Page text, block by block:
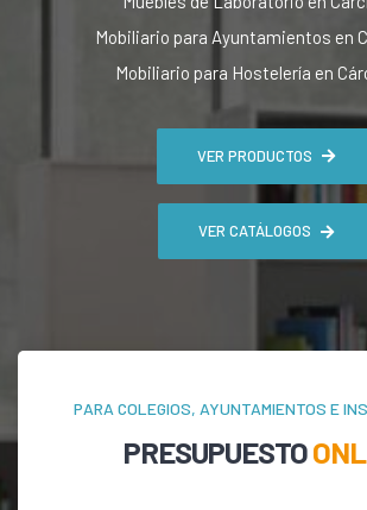
Mobiliario para Ayuntamientos en
Mobiliario para Hostelería en
VER PRODUCTOS
VER CATÁLOGOS
PARA COLEGIOS, AYUNTAMIENTOS E
PRESUPUESTO